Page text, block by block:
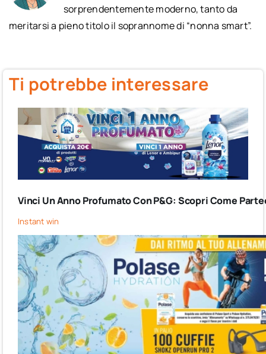
sorprendentemente moderno, tanto da
meritarsi a pieno titolo il soprannome di “nonna smart”.
Ti potrebbe interessare
Vinci Un Anno Profumato Con P&G: Scopri Come
Instant win